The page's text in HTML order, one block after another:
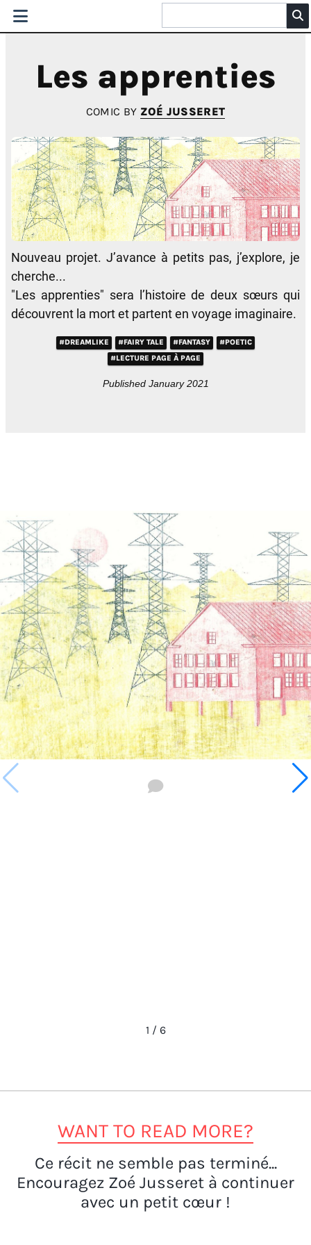
Les apprenties
COMIC BY ZOÉ JUSSERET
Nouveau projet. J’avance à petits pas, j’explore, je
cherche...
"Les apprenties" sera l’histoire de deux sœurs qui
découvrent la mort et partent en voyage imaginaire.
#DREAMLIKE #FAIRY TALE #FANTASY
#POETIC
#LECTURE PAGE À PAGE
Published January 2021
1 / 6
WANT TO READ MORE?
Ce récit ne semble pas terminé...
Encouragez Zoé Jusseret à continuer
avec un petit cœur !